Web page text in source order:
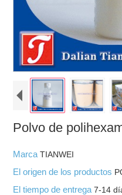
Polvo de
MarcaTIANWEI
El origen de los productos
El tiempo de entrega7-14